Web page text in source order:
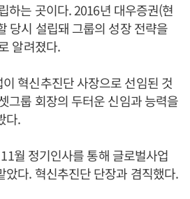
하는 곳이다. 2016년 대우증권(현
당시 설립돼 그룹의 성장 전략을
알려졌다.
혁신추진단 사장으로 선임된 것
그룹 회장의 두터운 신임과 능력을
다.
월 정기인사를 통해 글로벌사업
았다. 혁신추진단 단장과 겸직했다.